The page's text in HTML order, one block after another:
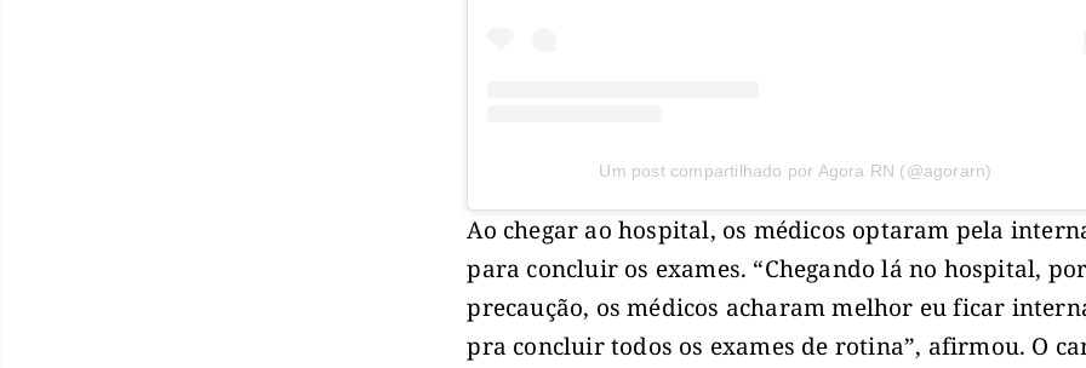
Um post compartilhado por Agora RN (@agorarn)
Ao chegar ao hospital, os médicos optaram pela
para concluir os exames. “Chegando lá no hospital, por
precaução, os médicos acharam melhor eu ficar
pra concluir todos os exames de rotina”, afirmou. O